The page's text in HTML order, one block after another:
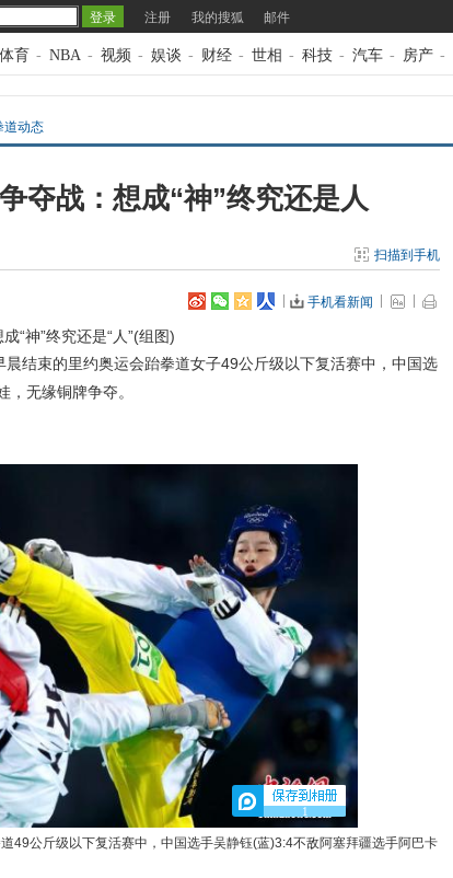
注册 我的搜狐 邮件
体育 - NBA - 视频 - 娱谈 - 财经 - 世相 - 科技 - 汽车 - 房产 -
道动态
夺战：想成“神”终究还是人
扫描到手机
手机看新闻
“神”终究还是“人”(组图)
束的里约奥运会跆拳道女子49公斤级以下复活赛中，中国选
无缘铜牌争夺。
1
公斤级以下复活赛中，中国选手吴静钰(蓝)3:4不敌阿塞拜疆选手阿巴卡